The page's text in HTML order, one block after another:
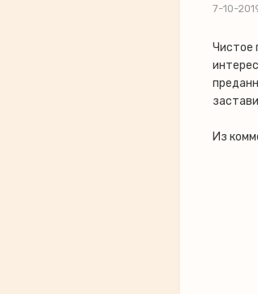
7-10-
Чистое
Из